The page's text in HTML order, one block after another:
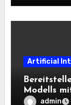
Artificial
Modells
OpenAI-
admin